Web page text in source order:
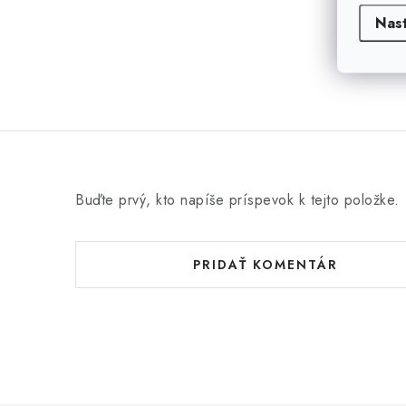
Buďte prvý, kto napíše príspevok k tejto položke.
PRIDAŤ KOMENTÁR